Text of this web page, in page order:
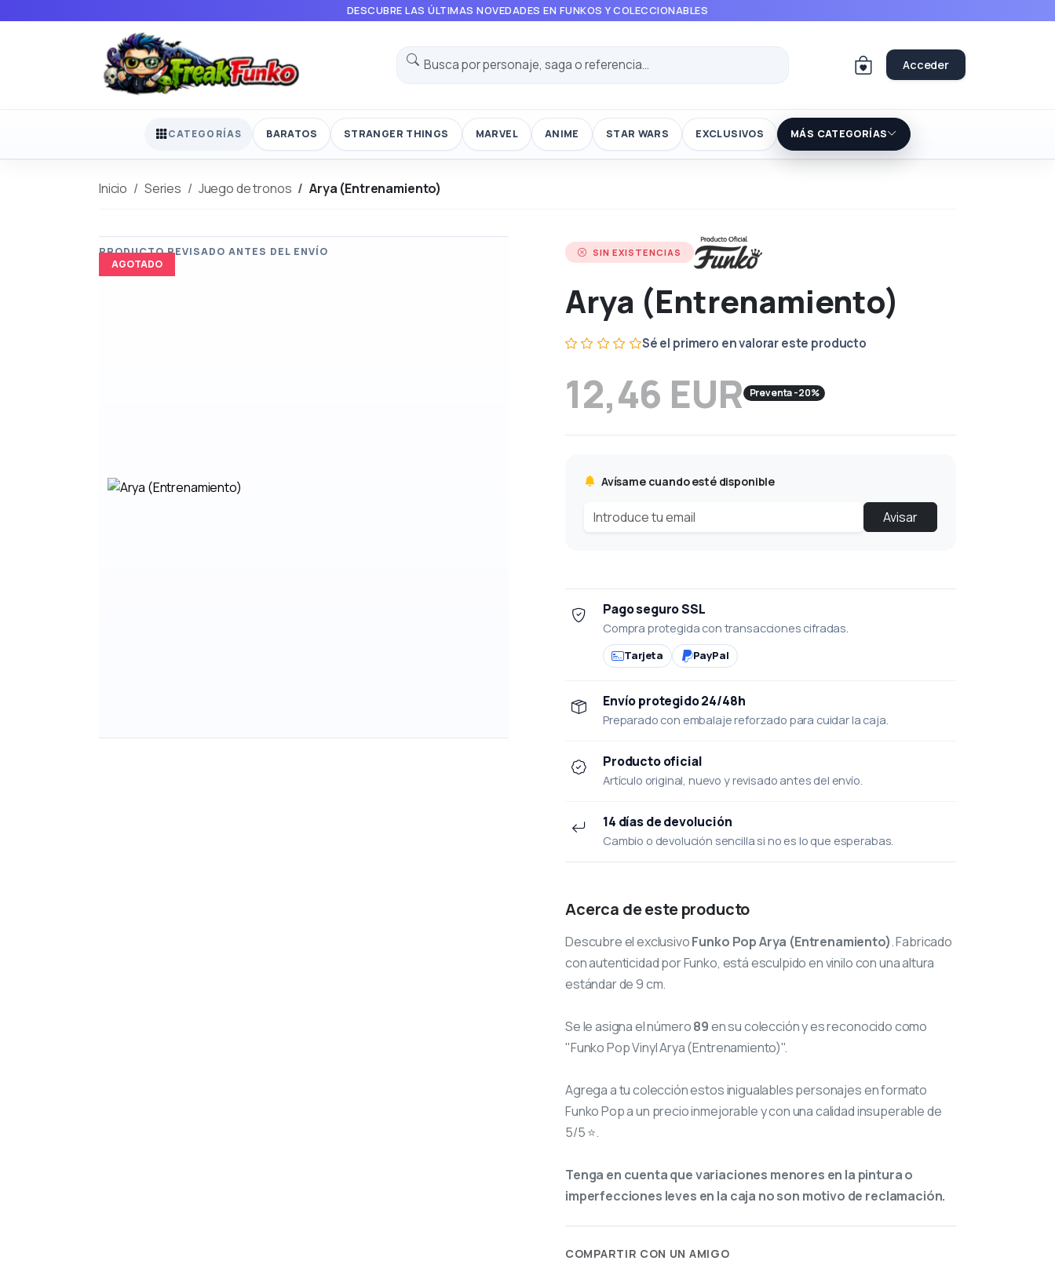
DESCUBRE LAS ÚLTIMAS NOVEDADES EN FUNKOS Y COLECCIONABLES
Acceder
CATEGORÍAS BARATOS STRANGER THINGS MARVEL ANIME STAR WARS EXCLUSIVOS MÁS CATEGORÍAS
Inicio Series Juego de tronos Arya (Entrenamiento)
AGOTADO
SIN EXISTENCIAS
Arya (Entrenamiento)
Sé el primero en valorar este producto
12,46 EUR Preventa -20%
Avísame cuando esté disponible
Avisar
Pago seguro SSL
Compra protegida con transacciones cifradas.
Tarjeta PayPal
Envío protegido 24/48h
Preparado con embalaje reforzado para cuidar la caja.
Producto oficial
Artículo original, nuevo y revisado antes del envío.
14 días de devolución
Cambio o devolución sencilla si no es lo que esperabas.
Acerca de este producto
Descubre el exclusivoFunko Pop Arya (Entrenamiento). Fabricado
con autenticidad por Funko, está esculpido en vinilo con una altura
estándar de 9 cm.
Se le asigna el número89en su colección y es reconocido como
"Funko Pop Vinyl Arya (Entrenamiento)".
Agrega a tu colección estos inigualables personajes en formato
Funko Pop a un precio inmejorable y con una calidad insuperable de
5/5 ⭐.
Tenga en cuenta que variaciones menores en la pintura o
imperfecciones leves en la caja no son motivo de reclamación.
COMPARTIR CON UN AMIGO